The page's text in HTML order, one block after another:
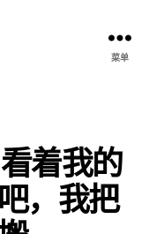
菜单
着我的
，我把